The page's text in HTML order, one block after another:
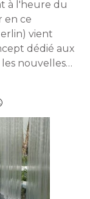
à l'heure du
en ce
vient
dédié aux
nouvelles